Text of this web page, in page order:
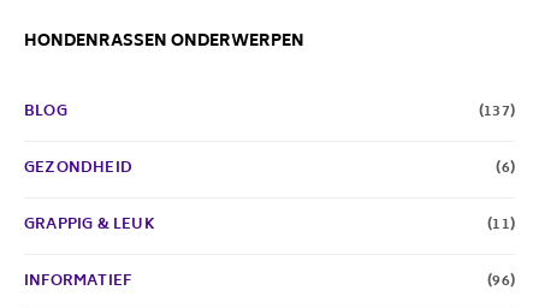
HONDENRASSEN ONDERWERPEN
BLOG (137)
GEZONDHEID (6)
GRAPPIG & LEUK (11)
INFORMATIEF (96)